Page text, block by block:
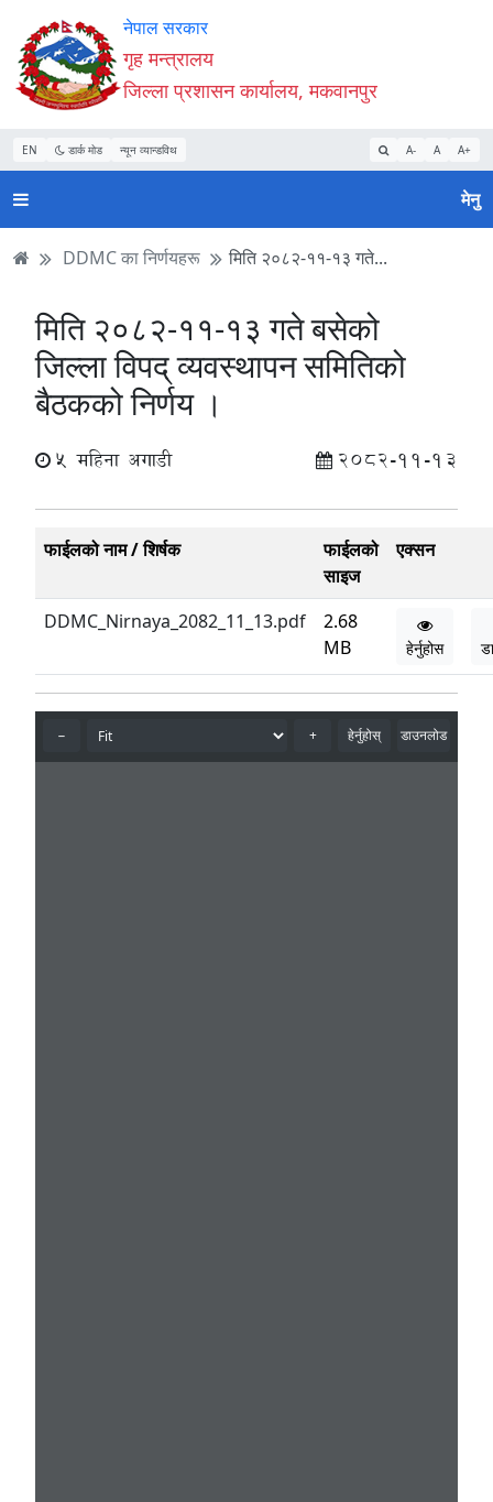
Accessibility
Mode
सुरु
गर्नुहोस्
सामाग्री
पढ्नुहाेस्
नेभिगेसन
पढ्नुहाेस्
वेबसाइट
खोजमा
जानुहोस्
नेपाल सरकार
गृह मन्त्रालय
जिल्ला प्रशासन कार्यालय, मकवानपुर
EN डार्क मोड न्यून व्यान्डविथ A- A A+
मेनु
DDMC का निर्णयहरू मिति २०८२-११-१३ गते...
मिति २०८२-११-१३ गते बसेको
जिल्ला विपद् व्यवस्थापन समितिको
बैठकको निर्णय ।
5 महिना अगाडी 2082-11-13
फाईलको नाम / शिर्षक
फाईलको
साइज
एक्सन
DDMC_Nirnaya_2082_11_13.pdf
2.68
MB
हेर्नुहोस